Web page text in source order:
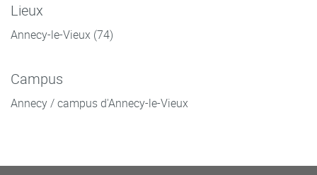
Lieux
Annecy-le-Vieux (74)
Campus
Annecy / campus d'Annecy-le-Vieux